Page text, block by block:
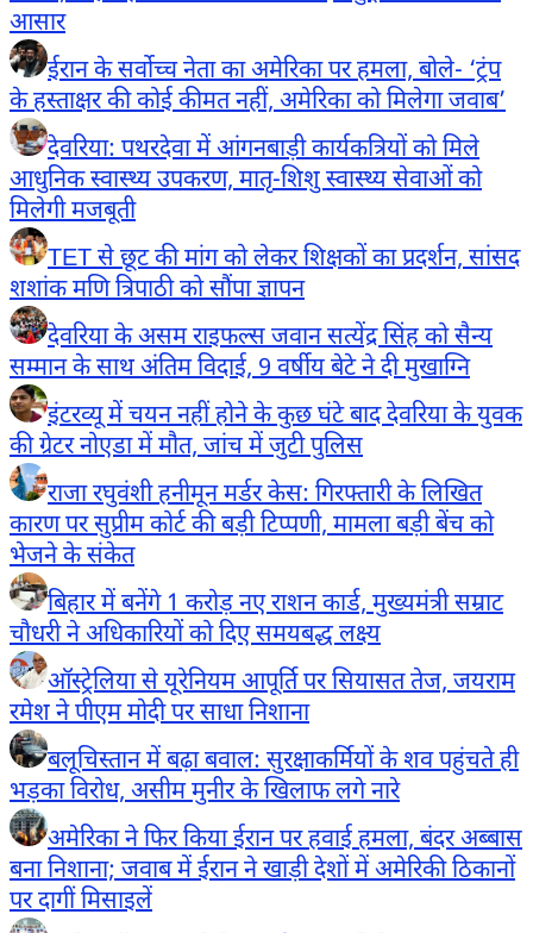
आसार
ईरान के सर्वोच्च नेता का अमेरिका पर हमला, बोले- ‘ट्रंप
के हस्ताक्षर की कोई कीमत नहीं, अमेरिका को मिलेगा जवाब’
देवरिया: पथरदेवा में आंगनबाड़ी कार्यकत्रियों को मिले
आधुनिक स्वास्थ्य उपकरण, मातृ-शिशु स्वास्थ्य सेवाओं को
मिलेगी मजबूती
TET से छूट की मांग को लेकर शिक्षकों का प्रदर्शन, सांसद
शशांक मणि त्रिपाठी को सौंपा ज्ञापन
देवरिया के असम राइफल्स जवान सत्येंद्र सिंह को सैन्य
सम्मान के साथ अंतिम विदाई, 9 वर्षीय बेटे ने दी मुखाग्नि
इंटरव्यू में चयन नहीं होने के कुछ घंटे बाद देवरिया के युवक
की ग्रेटर नोएडा में मौत, जांच में जुटी पुलिस
राजा रघुवंशी हनीमून मर्डर केस: गिरफ्तारी के लिखित
कारण पर सुप्रीम कोर्ट की बड़ी टिप्पणी, मामला बड़ी बेंच को
भेजने के संकेत
बिहार में बनेंगे 1 करोड़ नए राशन कार्ड, मुख्यमंत्री सम्राट
चौधरी ने अधिकारियों को दिए समयबद्ध लक्ष्य
ऑस्ट्रेलिया से यूरेनियम आपूर्ति पर सियासत तेज, जयराम
रमेश ने पीएम मोदी पर साधा निशाना
बलूचिस्तान में बढ़ा बवाल: सुरक्षाकर्मियों के शव पहुंचते ही
भड़का विरोध, असीम मुनीर के खिलाफ लगे नारे
अमेरिका ने फिर किया ईरान पर हवाई हमला, बंदर अब्बास
बना निशाना; जवाब में ईरान ने खाड़ी देशों में अमेरिकी ठिकानों
पर दागीं मिसाइलें